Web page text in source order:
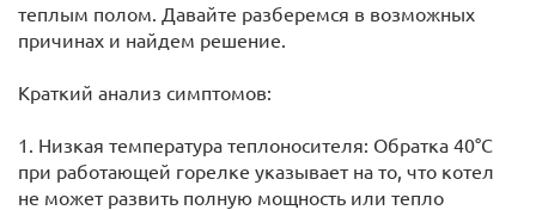
теплым полом. Давайте разберемся в возможных
причинах и найдем решение.
Краткий анализ симптомов:
1. Низкая температура теплоносителя: Обратка 40°C
при работающей горелке указывает на то, что котел
не может развить полную мощность или тепло